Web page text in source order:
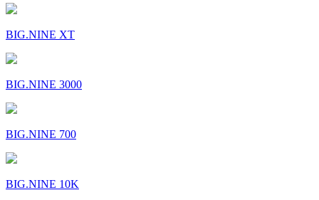
BIG.NINE XT
BIG.NINE 3000
BIG.NINE 700
BIG.NINE 10K